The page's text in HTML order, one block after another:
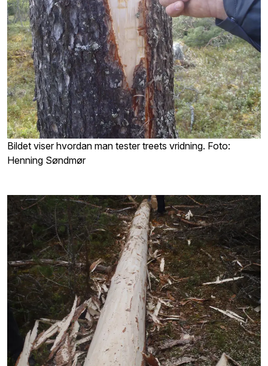
Bildet viser hvordan man tester treets vridning. Foto:
Henning Søndmør